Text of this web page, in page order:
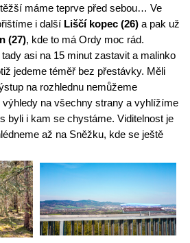
máme teprve před sebou… Ve
i další Liščí kopec (26) a pak už
(27), kde to má Ordy moc rád.
asi na 15 minut zastavit a malinko
jedeme téměř bez přestávky. Měli
na rozhlednu nemůžeme
na všechny strany a vyhlížíme
byli i kam se chystáme. Viditelnost je
až na Sněžku, kde se ještě